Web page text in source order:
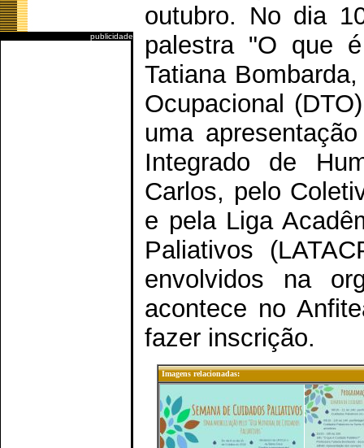
publicidade
outubro. No dia
palestra "O que
Tatiana
Ocupacional
uma
Integrado de
Carlos, pelo
e pela Liga
Paliativos
envolvidos na
acontece no
fazer inscrição.
Imagens relacionadas: